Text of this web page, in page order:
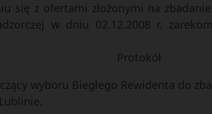
się z ofertami złożonymi na
w dniu 02.12.2008 r.
Protokół
wyboru Biegłego Rewidenta do